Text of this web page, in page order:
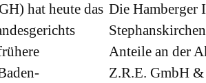
hat heute das Die Hamberger
Anteile an der
Z.R.E. GmbH